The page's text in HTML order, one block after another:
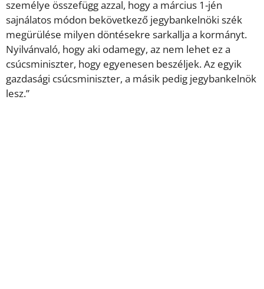
személye összefügg azzal, hogy a március 1-jén
sajnálatos módon bekövetkező jegybankelnöki szék
megürülése milyen döntésekre sarkallja a kormányt.
Nyilvánvaló, hogy aki odamegy, az nem lehet ez a
csúcsminiszter, hogy egyenesen beszéljek. Az egyik
gazdasági csúcsminiszter, a másik pedig jegybankelnök
lesz.”